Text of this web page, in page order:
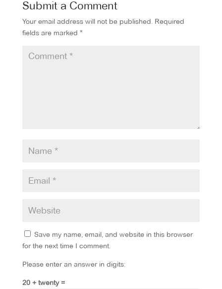
Submit a Comment
Your email address will not be published. Required
fields are marked *
Save my name, email, and website in this browser
for the next time I comment.
Please enter an answer in digits:
20 + twenty =